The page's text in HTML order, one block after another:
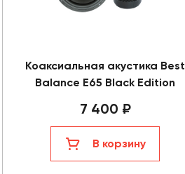
Коаксиальная акустика Best
Balance E65 Black Edition
7 400 ₽
В корзину